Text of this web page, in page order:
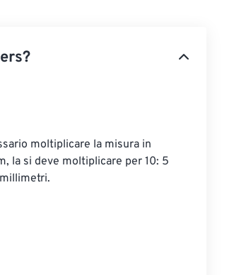
moltiplicare la misura in
la si deve moltiplicare per 10: 5